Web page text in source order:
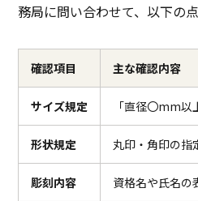
サポート 電話 / メール /
務局に問い合わせて、以下の
確認項目 主な確認内容
サイズ規定 「直径〇mm
形状規定 丸印・角印の指
彫刻内容 資格名や氏名の